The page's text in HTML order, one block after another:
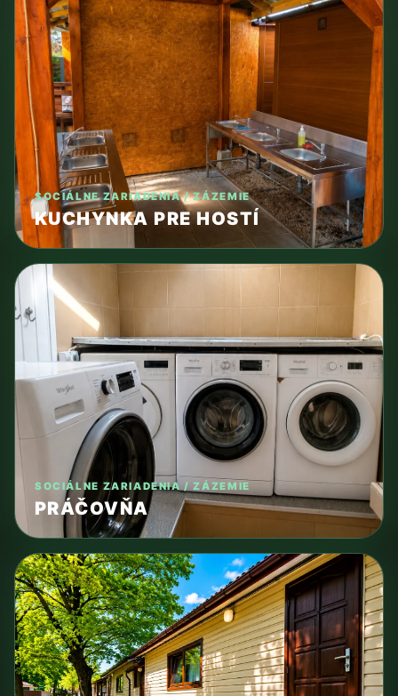
SOCIÁLNE ZARIADENIA / ZÁZEMIE
KUCHYNKA PRE HOSTÍ
SOCIÁLNE ZARIADENIA / ZÁZEMIE
PRÁČOVŇA